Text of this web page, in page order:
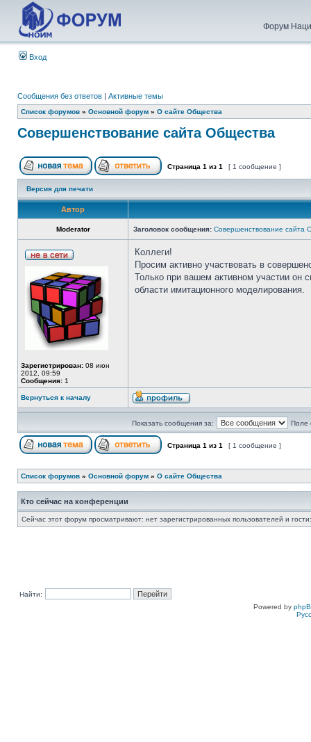
Форум
Вход
Сообщения без ответов | Активные темы
Список форумов » Основной форум » О сайте Общества
Совершенствование сайта Общества
Страница 1 из 1 [ 1 сообщение ]
Версия для печати
Автор
Moderator Заголовок сообщения: Совершенствование сайта
Зарегистрирован: 08 июн
2012, 09:59
Сообщения: 1
Коллеги!
Просим активно участвовать в
Только при вашем активном участии он
области имитационного моделирования.
Вернуться к началу
Показать сообщения за: Поле
Страница 1 из 1 [ 1 сообщение ]
Список форумов » Основной форум » О сайте Общества
Кто сейчас на конференции
Сейчас этот форум просматривают: нет зарегистрированных пользователей и
Найти:
Powered by